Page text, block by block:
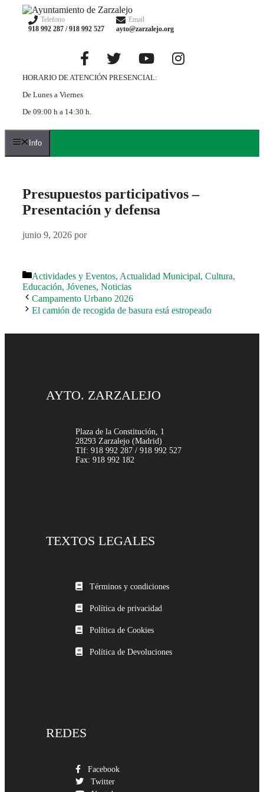
Saltar
contenido
Telefono
918 992 287 / 918 992 527
Email
ayto@zarzalejo.org
HORARIO DE ATENCIÓN PRESENCIAL:
De Lunes a Viernes
De 09:00 h a 14:30 h.
Info
Presupuestos participativos –
Presentación y defensa
junio 9, 2026 por
Categorías
Actividades y Eventos, Actualidad Municipal, Cultura,
Educación, Jóvenes, Noticias
Campamento Urbano 2026
El camión de recogida de basura está estropeado
AYTO. ZARZALEJO
Plaza de la Constitución, 1
28293 Zarzalejo (Madrid)
Tlf: 918 992 287 / 918 992 527
Fax: 918 992 182
TEXTOS LEGALES
Términos y condiciones
Política de privacidad
Política de Cookies
Política de Devoluciones
REDES
Facebook
Twitter